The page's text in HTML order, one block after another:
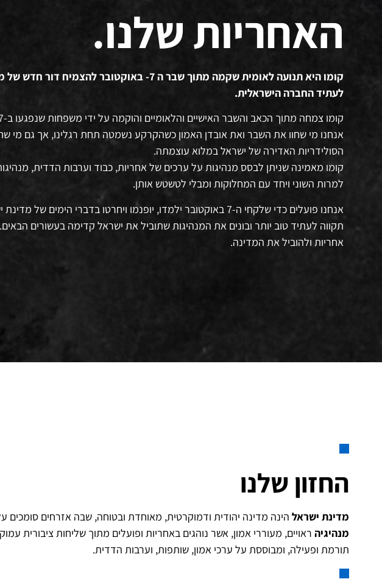
האחריות שלנו.
קומו היא תנועה לאומית שקמה מתוך שבר ה 7- באוקטובר להצמיח דור חדש
של
לעתיד החברה הישראלית.
קומו צמחה מתוך הכאב והשבר האישיים והלאומיים והוקמה על ידי משפחות שנפגעו ב-7 באוקטובר.
אנחנו מי שחוו את השבר ואת אובדן האמון כשהקרקע נשמטה תחת רגלינו, אך גם מי
הסולידריות האדירה של ישראל במלוא עוצמתה.
קומו מאמינה שניתן לבסס מנהיגות על ערכים של אחריות, כבוד וערבות הדדית,
למרות השוני ויחד עם המחלוקות ומבלי לטשטש אותן.
אנחנו פועלים כדי שלקחי ה-7 באוקטובר ילמדו, יופנמו ויחרטו בדברי
תקווה לעתיד טוב יותר ובונים את המנהיגות שתוביל את ישראל קדימה בעשורים
אחריות ולהוביל את המדינה.
החזון שלנו
מדינת ישראלהינה מדינה יהודית ודמוקרטית, מאוחדת ובטוחה, שבה אזרחים סומכים
מנהיגיהראויים, מעוררי אמון, אשר נוהגים באחריות ופועלים מתוך שליחות ציבורית
תורמת ופעילה, ומבוססת על ערכי אמון, שותפות, וערבות הדדית.